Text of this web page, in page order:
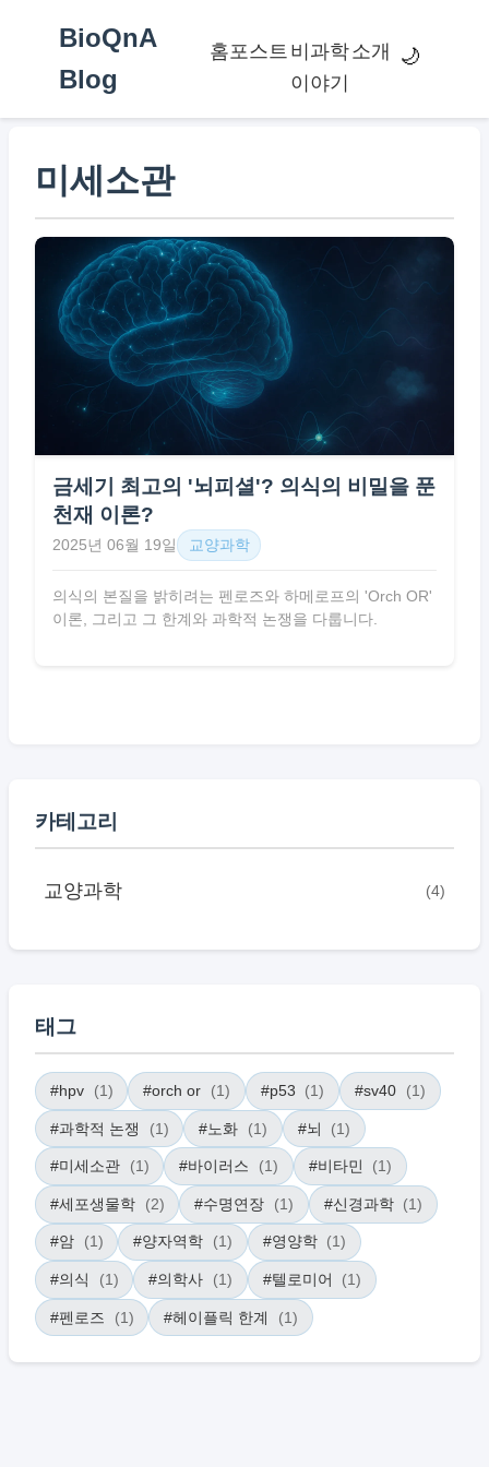
BioQnA
Blog
홈포스트 비과학
이야기
소개 🌙
미세소관
금세기 최고의 '뇌피셜'? 의식의 비밀을 푼
천재 이론?
2025년 06월 19일 교양과학
의식의 본질을 밝히려는 펜로즈와 하메로프의 'Orch OR'
이론, 그리고 그 한계와 과학적 논쟁을 다룹니다.
카테고리
교양과학 (4)
태그
#hpv (1) #orch or (1) #p53 (1) #sv40 (1)
#과학적 논쟁 (1) #노화 (1) #뇌 (1)
#미세소관 (1) #바이러스 (1) #비타민 (1)
#세포생물학 (2) #수명연장 (1) #신경과학 (1)
#암 (1) #양자역학 (1) #영양학 (1)
#의식 (1) #의학사 (1) #텔로미어 (1)
#펜로즈 (1) #헤이플릭 한계 (1)